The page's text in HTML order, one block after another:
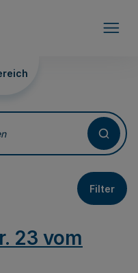
Filter
23 vom